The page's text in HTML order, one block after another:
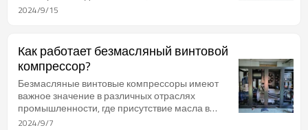
производственных предприятий до
больших потребителей энергии в этих условиях,
часто составляя до 30% от общего объема
расходов на использование в одном
предприятии!
2024/9/15
Как работает безмасляный винтовой
компрессор?
Безмасляные винтовые компрессоры имеют
важное значение в различных отраслях
промышленности, где присутствие масла в
сжатом воздухе нежелательно или
2024/9/7